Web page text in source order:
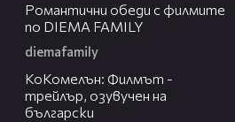
Романтични обеди с филмите
по DIEMA FAMILY
diemafamily
КоКомелън: Филмът -
трейлър, озувучен на
български